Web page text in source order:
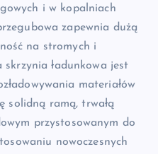
i w kopalniach
zapewnia dużą
na stromych i
skrzynia ładunkowa jest
materiałów
solidną ramą, trwałą
przystosowanym do
nowoczesnych